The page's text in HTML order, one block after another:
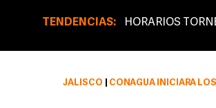
TENDENCIAS: HORARIOS
JALISCO CONAGUA INICIARÁ LOS